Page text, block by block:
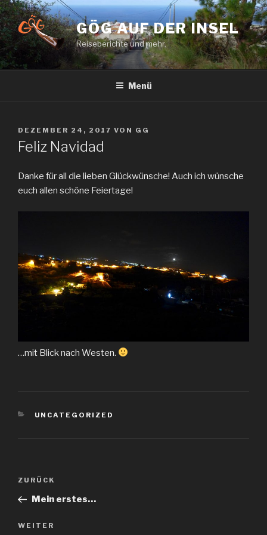
Zum
Inhalt
springen
GÖG AUF DER INSEL
Reiseberichte und mehr.
Menü
VERÖFFENTLICHT
AM
DEZEMBER 24, 2017 VON GG
Feliz Navidad
Danke für all die lieben Glückwünsche! Auch ich wünsche
euch allen schöne Feiertage!
…mit Blick nach Westen.
KATEGORIEN
UNCATEGORIZED
Beitragsnavigation
Vorheriger
Beitrag
ZURÜCK
Mein erstes…
Nächster
WEITER